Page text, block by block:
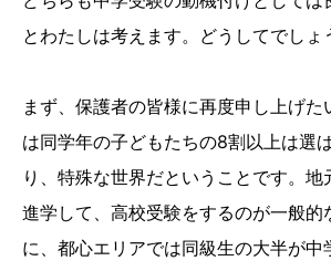
とわたしは考えます。どうしてでしょ
まず、保護者の皆様に再度申し上げた
は同学年の子どもたちの8割以上は選
り、特殊な世界だということです。地
進学して、高校受験をするのが一般的
に、都心エリアでは同級生の大半が中